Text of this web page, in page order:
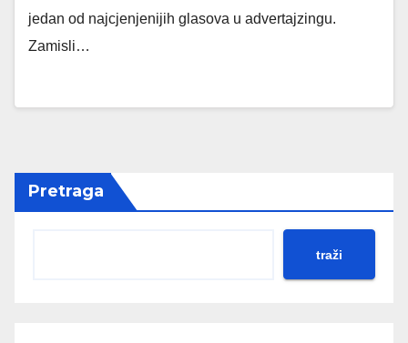
jedan od najcjenjenijih glasova u advertajzingu.
Zamisli…
Pretraga
traži